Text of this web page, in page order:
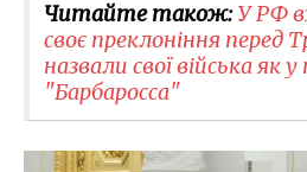
Читайте також:У РФ
своє преклоніння
назвали свої війська як у
"Барбаросса"